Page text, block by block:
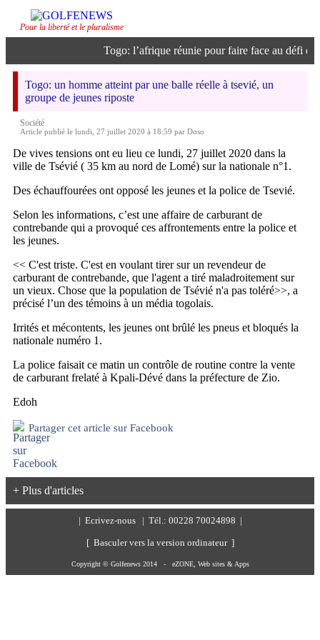
Pour la liberté et le pluralisme
Togo: l’afrique réunie pour faire face au défi
Togo: un homme atteint par une balle réelle à tsevié, un
groupe de jeunes riposte
Société
Article publié le lundi, 27 juillet 2020 à 18:59 par Doso
De vives tensions ont eu lieu ce lundi, 27 juillet 2020 dans la
ville de Tsévié ( 35 km au nord de Lomé) sur la nationale n°1.
Des échauffourées ont opposé les jeunes et la police de Tsevié.
Selon les informations, c’est une affaire de carburant de
contrebande qui a provoqué ces affrontements entre la police et
les jeunes.
<< C'est triste. C'est en voulant tirer sur un revendeur de
carburant de contrebande, que l'agent a tiré maladroitement sur
un vieux. Chose que la population de Tsévié n'a pas toléré>>, a
précisé l’un des témoins à un média togolais.
Irrités et mécontents, les jeunes ont brûlé les pneus et bloqués la
nationale numéro 1.
La police faisait ce matin un contrôle de routine contre la vente
de carburant frelaté à Kpali-Dévé dans la préfecture de Zio.
Edoh
Partager cet article sur Facebook
+ Plus d'articles
Ecrivez-nous | Tél.: 00228 70024898 |
[ Basculer vers la version ordinateur ]
Copyright © Golfenews 2014 - eZONE, Web sites & Apps